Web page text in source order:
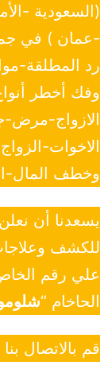
(السعودية -
-عمان ) في
رد المطلقة-
وفك أخطر
الازواج-
الاخوات-
وخطف المال-
يسعدنا أن
للكشف
علي رقم
الحاخام “
قم بالاتصال